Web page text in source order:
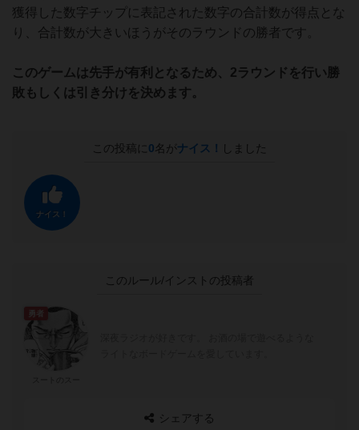
獲得した数字チップに表記された数字の合計数が得点とな
り、合計数が大きいほうがそのラウンドの勝者です。
このゲームは先手が有利となるため、2ラウンドを行い勝
敗もしくは引き分けを決めます。
この投稿に 0名がナイス！ しました
ナイス！
このルール/インストの投稿者
勇者
シェアする